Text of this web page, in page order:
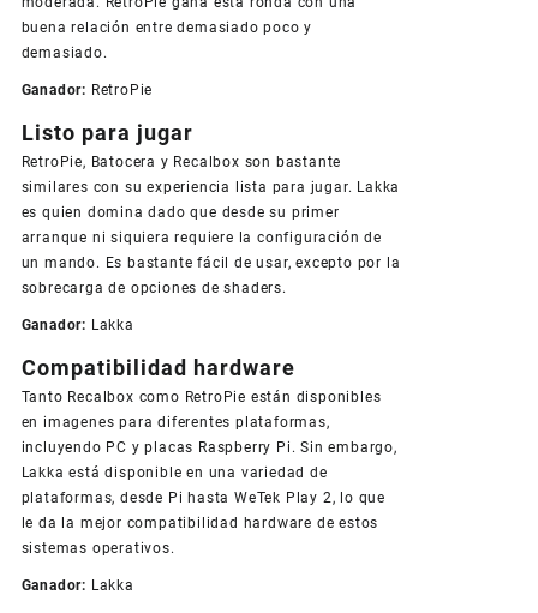
buena relación entre demasiado poco y
demasiado.
Ganador: RetroPie
Listo para jugar
RetroPie, Batocera y Recalbox son bastante
similares con su experiencia lista para jugar. Lakka
es quien domina dado que desde su primer
arranque ni siquiera requiere la configuración de
un mando. Es bastante fácil de usar, excepto por la
sobrecarga de opciones de shaders.
Ganador: Lakka
Compatibilidad hardware
Tanto Recalbox como RetroPie están disponibles
en imagenes para diferentes plataformas,
incluyendo PC y placas Raspberry Pi. Sin embargo,
Lakka está disponible en una variedad de
plataformas, desde Pi hasta WeTek Play 2, lo que
le da la mejor compatibilidad hardware de estos
sistemas operativos.
Ganador: Lakka